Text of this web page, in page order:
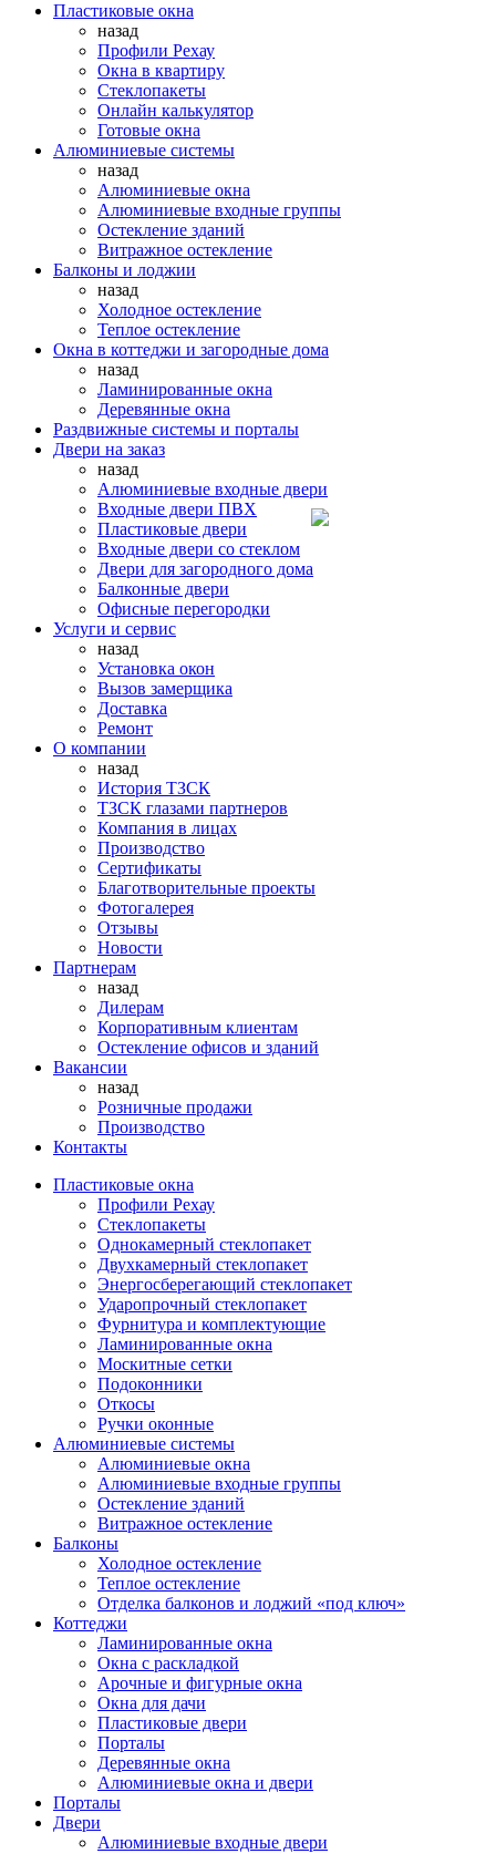
Пластиковые окна
назад
Профили Рехау
Окна в квартиру
Стеклопакеты
Онлайн калькулятор
Готовые окна
Алюминиевые системы
назад
Алюминиевые окна
Алюминиевые входные группы
Остекление зданий
Витражное остекление
Балконы и лоджии
назад
Холодное остекление
Теплое остекление
Окна в коттеджи и загородные дома
назад
Ламинированные окна
Деревянные окна
Раздвижные системы и порталы
Двери на заказ
назад
Алюминиевые входные двери
Входные двери ПВХ
Пластиковые двери
Входные двери со стеклом
Двери для загородного дома
Балконные двери
Офисные перегородки
Услуги и сервис
назад
Установка окон
Вызов замерщика
Доставка
Ремонт
О компании
назад
История ТЗСК
ТЗСК глазами партнеров
Компания в лицах
Производство
Сертификаты
Благотворительные проекты
Фотогалерея
Отзывы
Новости
Партнерам
назад
Дилерам
Корпоративным клиентам
Остекление офисов и зданий
Вакансии
назад
Розничные продажи
Производство
Контакты
Пластиковые окна
Профили Рехау
Стеклопакеты
Однокамерный стеклопакет
Двухкамерный стеклопакет
Энергосберегающий стеклопакет
Ударопрочный стеклопакет
Фурнитура и комплектующие
Ламинированные окна
Москитные сетки
Подоконники
Откосы
Ручки оконные
Алюминиевые системы
Алюминиевые окна
Алюминиевые входные группы
Остекление зданий
Витражное остекление
Балконы
Холодное остекление
Теплое остекление
Отделка балконов и лоджий «под ключ»
Коттеджи
Ламинированные окна
Окна с раскладкой
Арочные и фигурные окна
Окна для дачи
Пластиковые двери
Порталы
Деревянные окна
Алюминиевые окна и двери
Порталы
Двери
Алюминиевые входные двери